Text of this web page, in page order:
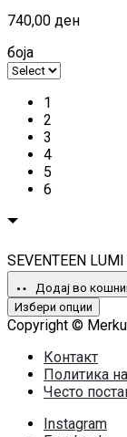
740,00 ден
боја
1
2
3
4
5
6
SEVENTEEN
Додај во
Избери опции
Copyright ©
Контакт
Политика
Често
Instagram